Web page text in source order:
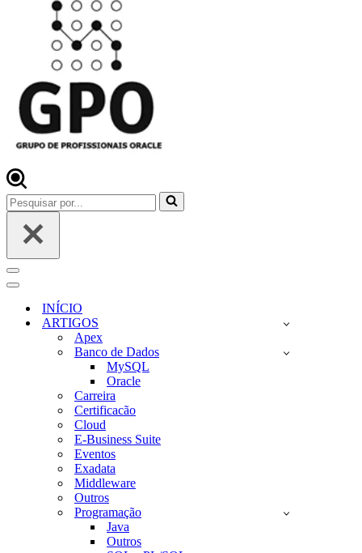
Pesquisar
por...
Menu
de
navegação
Menu
navegaçãoINÍCIO
ARTIGOS
Apex
Banco de Dados
MySQL
Oracle
Carreira
Certificacão
Cloud
E-Business Suite
Eventos
Exadata
Middleware
Outros
Programação
Java
Outros